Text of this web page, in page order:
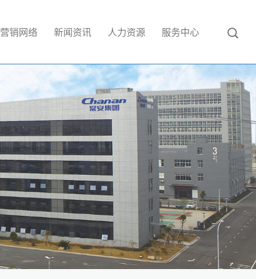
营销网络 新闻资讯 人力资源 服务中心